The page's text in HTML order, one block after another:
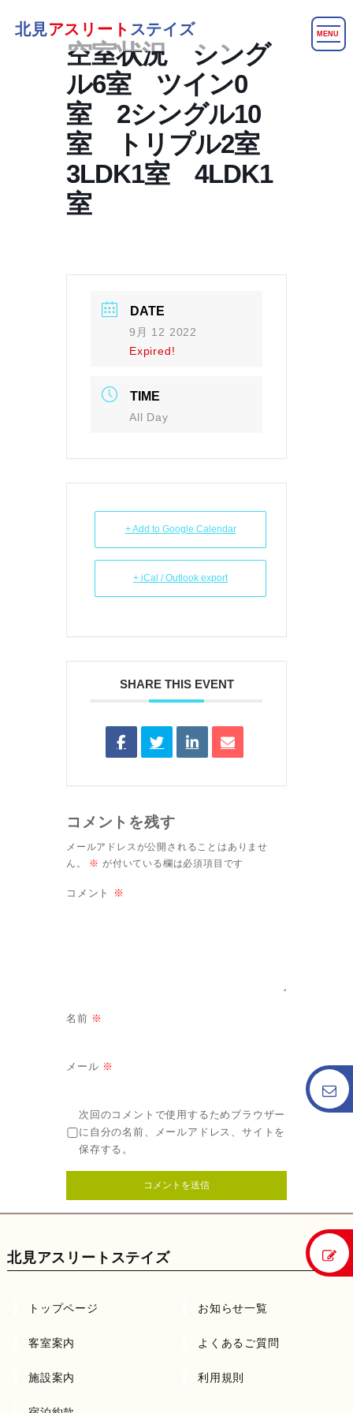
北見アスリート ステイズ MENU
空室状況 シング
ル6室 ツイン0
室 2シングル10
室 トリプル2室
3LDK1室 4LDK1
室
DATE
9月 12 2022
Expired!
TIME
All Day
+ Add to Google Calendar
+ iCal / Outlook export
SHARE THIS EVENT
コメントを残す
メールアドレスが公開されることはありませ
ん。
※ が付いている欄は必須項目です
コメント ※
名前 ※
メール ※
次回のコメントで使用するためブラウザー
に自分の名前、メールアドレス、サイトを
保存する。
北見アスリートステイズ
トップページ お知らせ一覧
客室案内 よくあるご質問
施設案内 利用規則